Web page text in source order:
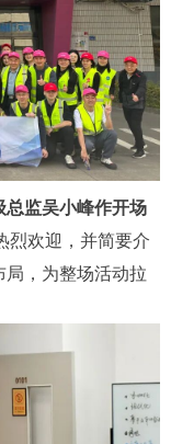
总监吴小峰作开场
烈欢迎，并简要介
，为整场活动拉